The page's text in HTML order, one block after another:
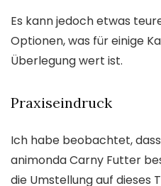
Es kann jedoch etwas
Optionen, was für einige
Überlegung wert ist.
Praxiseindruck
Ich habe beobachtet,
animonda Carny Futter
die Umstellung auf